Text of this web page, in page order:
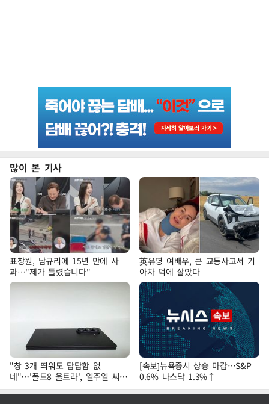
많이 본 기사
표창원, 남규리에 15년 만에 사
과…"제가 틀렸습니다"
英유명 여배우, 큰 교통사고서 기
아차 덕에 살았다
"창 3개 띄워도 답답함 없
네"…'폴드8 울트라', 일주일 써보
니
[속보]뉴욕증시 상승 마감…S&P
0.6% 나스닥 1.3%↑